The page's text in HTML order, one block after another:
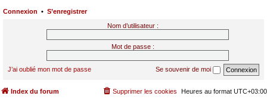
Connexion • S’enregistrer
Nom d’utilisateur :
Mot de passe :
J’ai oublié mon mot de passe Se souvenir de moi
Index du forum Heures au format UTC+03:00
Supprimer les cookies